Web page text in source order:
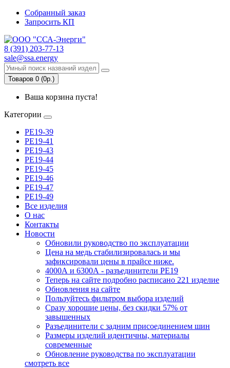
Собранный заказ
Запросить КП
8 (391) 203-77-13
sale@ssa.energy
Товаров 0 (0р.)
Ваша корзина пуста!
Категории
РЕ19-39
РЕ19-41
РЕ19-43
РЕ19-44
РЕ19-45
РЕ19-46
РЕ19-47
РЕ19-49
Все изделия
О нас
Контакты
Новости
Обновили руководство по эксплуатации
Цена на медь стабилизировалась и мы
зафиксировали цены в прайсе ниже.
4000А и 6300А - разъединители РЕ19
Теперь на сайте подробно расписано 221 изделие
Обновления на сайте
Пользуйтесь фильтром выбора изделий
Сразу хорошие цены, без скидки 57% от
завышенных
Разъединители с задним присоединением шин
Размеры изделий идентичны, материалы
современные
Обновление руководства по эксплуатации
смотреть все